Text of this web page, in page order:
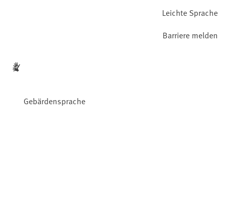
Leichte Sprache
Gebärdensprache
Barriere melden